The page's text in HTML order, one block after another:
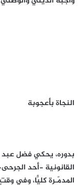
النجاة بأعجوبة
بدوره، يحكي فضل عبد
القانونية -أحد
المدمّـرة كليًّا، وفي